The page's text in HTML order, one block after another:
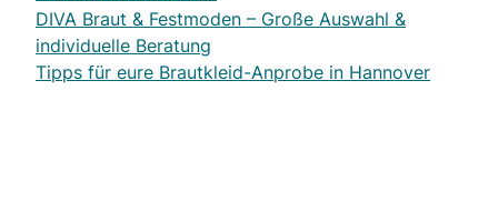
DIVA Braut & Festmoden – Große Auswahl &
individuelle Beratung
Tipps für eure Brautkleid-Anprobe in Hannover